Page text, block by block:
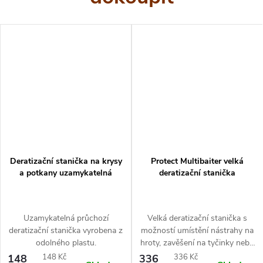
Vysokou účinnost přípravku zaručujeopožděné působení
Umístěte pouze do deratizačních stanic, které jsou zajištěny
na jejich stezskách.
Dávkování:
Deratizační stanička na krysy
a potkany uzamykatelná
Uzamykatelná průchozí
deratizační stanička vyrobena z
odolného plastu.
148
Měrná
148 Kč
Protect Multibaiter velká
deratizační stanička
Velká deratizační stanička s
možností umístění nástrahy na
hroty, zavěšení na tyčinky nebo
s možností přímé aplikace
336
Měrná
336 Kč